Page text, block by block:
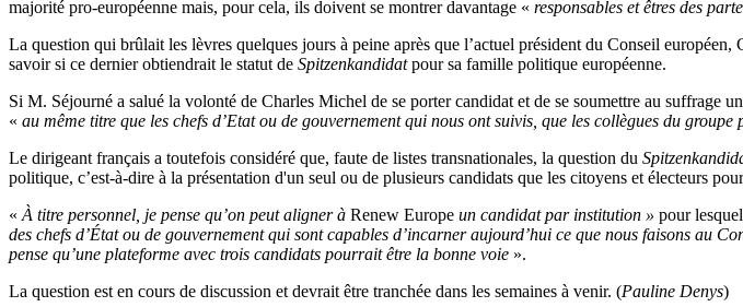
majorité pro-européenne mais, pour cela, ils doivent se montrer davantage « responsables et êtres des
La question qui brûlait les lèvres quelques jours à peine après que l’actuel président du Conseil
savoir si ce dernier obtiendrait le statut de Spitzenkandidatpour sa famille politique européenne.
Si M. Séjourné a salué la volonté de Charles Michel de se porter candidat et de se soumettre au
« au même titre que les chefs d’Etat ou de gouvernement qui nous ont suivis, que les collègues du
Le dirigeant français a toutefois considéré que, faute de listes transnationales, la question du
politique, c’est-à-dire à la présentation d'un seul ou de plusieurs candidats que les citoyens et électeurs
« À titre personnel, je pense qu’on peut aligner à Renew Europe un candidat par institution » pour
des chefs d’État ou de gouvernement qui sont capables d’incarner aujourd’hui ce que nous faisons au
pense qu’une plateforme avec trois candidats pourrait être la bonne voie ».
La question est en cours de discussion et devrait être tranchée dans les semaines à venir. (Pauline Denys)